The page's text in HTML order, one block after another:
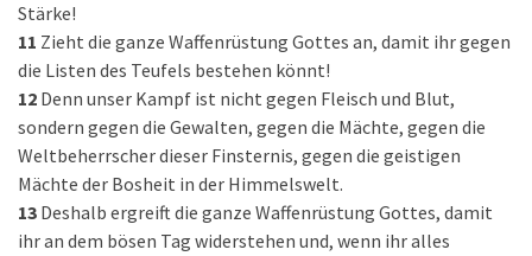
Stärke!
11 Zieht die ganze Waffenrüstung Gottes an, damit ihr gegen
die Listen des Teufels bestehen könnt!
12 Denn unser Kampf ist nicht gegen Fleisch und Blut,
sondern gegen die Gewalten, gegen die Mächte, gegen die
Weltbeherrscher dieser Finsternis, gegen die geistigen
Mächte der Bosheit in der Himmelswelt.
13 Deshalb ergreift die ganze Waffenrüstung Gottes, damit
ihr an dem bösen Tag widerstehen und, wenn ihr alles